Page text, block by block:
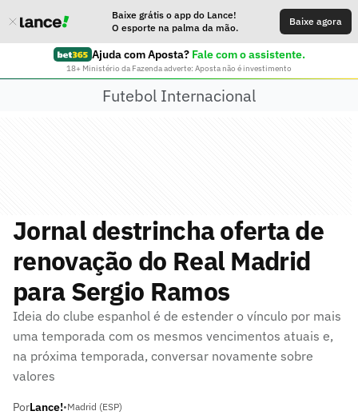
Baixe grátis o app do Lance!
O esporte na palma da mão.
Baixe agora
Ajuda com Aposta? Fale com o assistente.
18+ Ministério da Fazenda adverte: Aposta não é investimento
Futebol Internacional
Jornal destrincha oferta de
renovação do Real Madrid
para Sergio Ramos
Ideia do clube espanhol é de estender o vínculo por mais
uma temporada com os mesmos vencimentos atuais e,
na próxima temporada, conversar novamente sobre
valores
PorLance!•Madrid (ESP)